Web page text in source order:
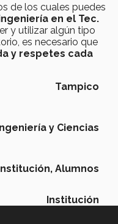
de los cuales puedes
en el Tec.
y utilizar algún tipo
es necesario que
y respetes cada
Tampico
y Ciencias
Alumnos
Institución